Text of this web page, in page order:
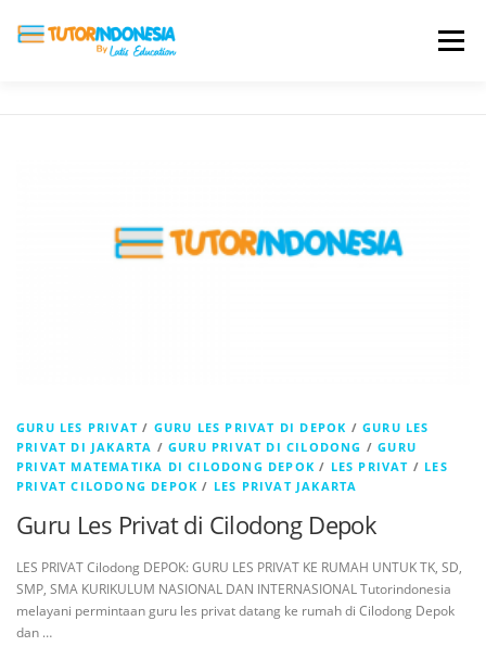
Menu
GURU LES PRIVAT / GURU LES PRIVAT DI DEPOK /GURU LES
PRIVAT DI JAKARTA /GURU PRIVAT DI CILODONG /GURU
PRIVAT MATEMATIKA DI CILODONG DEPOK / LES PRIVAT / LES
PRIVAT CILODONG DEPOK / LES PRIVAT JAKARTA
Guru Les Privat di Cilodong Depok
LES PRIVAT Cilodong DEPOK: GURU LES PRIVAT KE RUMAH UNTUK TK, SD,
SMP, SMA KURIKULUM NASIONAL DAN INTERNASIONAL Tutorindonesia
melayani permintaan guru les privat datang ke rumah di Cilodong Depok
dan …